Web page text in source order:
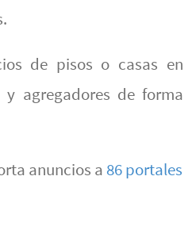
de pisos o casas en
agregadores de forma
anuncios a 86 portales